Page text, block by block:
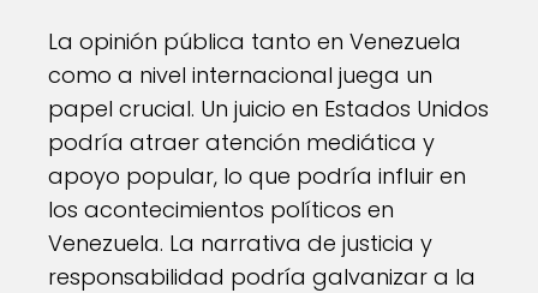
La opinión pública tanto en Venezuela
como a nivel internacional juega un
papel crucial. Un juicio en Estados Unidos
podría atraer atención mediática y
apoyo popular, lo que podría influir en
los acontecimientos políticos en
Venezuela. La narrativa de justicia y
responsabilidad podría galvanizar a la